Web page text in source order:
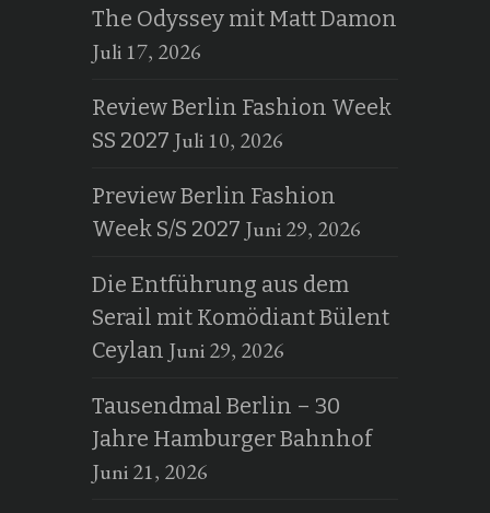
The Odyssey mit Matt Damon
Juli 17, 2026
Review Berlin Fashion Week
SS 2027 Juli 10, 2026
Preview Berlin Fashion
Week S/S 2027 Juni 29, 2026
Die Entführung aus dem
Serail mit Komödiant Bülent
Ceylan Juni 29, 2026
Tausendmal Berlin – 30
Jahre Hamburger Bahnhof
Juni 21, 2026